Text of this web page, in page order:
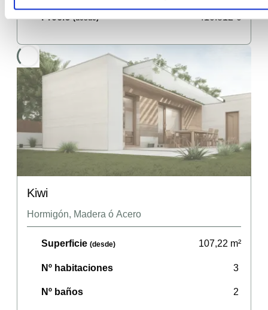
Precio(desde) 410.812 €
Kiwi
Hormigón, Madera ó Acero
Superficie (desde) 107,22 m²
Nº habitaciones 3
Nº baños 2